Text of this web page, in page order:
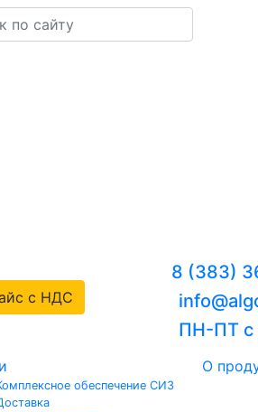
с НДС
8 (383)
ПН-ПТ с
обеспечение СИЗ
О